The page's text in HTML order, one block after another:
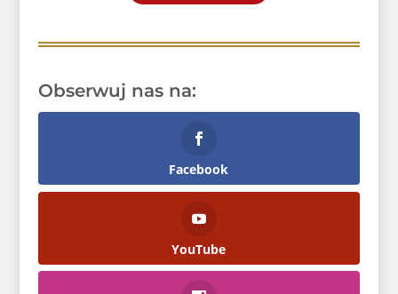
Obserwuj nas na:
Facebook
YouTube